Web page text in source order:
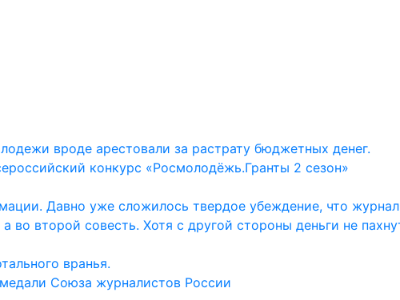
вроде арестовали за растрату бюджетных денег.
конкурс «Росмолодёжь.Гранты 2 сезон»
Давно уже сложилось твердое убеждение, что
во второй совесть. Хотя с другой стороны деньги не
вранья.
Союза журналистов России